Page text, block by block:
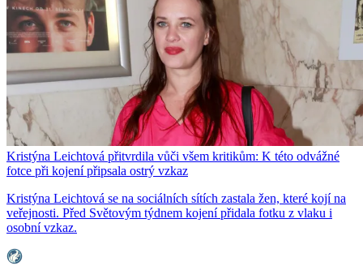
Kristýna Leichtová přitvrdila vůči všem kritikům: K této odvážné
fotce při kojení připsala ostrý vzkaz
Kristýna Leichtová se na sociálních sítích zastala žen, které kojí na
veřejnosti. Před Světovým týdnem kojení přidala fotku z vlaku i
osobní vzkaz.